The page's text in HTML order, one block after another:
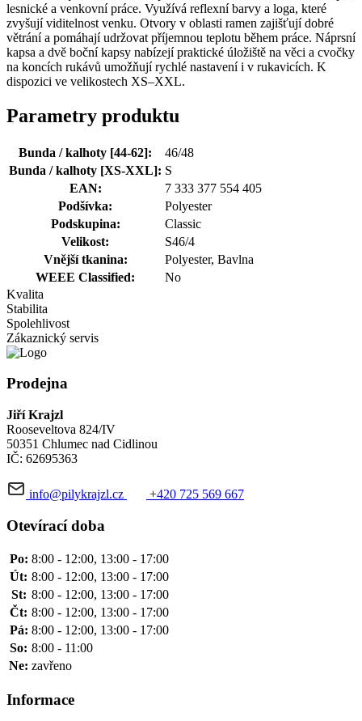
lesnické a venkovní práce. Využívá reflexní barvy a loga, které
zvyšují viditelnost venku. Otvory v oblasti ramen zajišťují dobré
větrání a pomáhají udržovat příjemnou teplotu během práce. Náprsní
kapsa a dvě boční kapsy nabízejí praktické úložiště na věci a cvočky
na koncích rukávů umožňují rychlé nastavení i v rukavicích. K
dispozici ve velikostech XS–XXL.
Parametry produktu
Bunda / kalhoty [44-62]:
46/48
Bunda / kalhoty [XS-XXL]: S
EAN:
7 333 377 554 405
Podšívka:
Polyester
Podskupina:
Classic
Velikost:
S46/4
Vnější tkanina:
Polyester, Bavlna
WEEE Classified:
No
Kvalita
Stabilita
Spolehlivost
Zákaznický servis
Prodejna
Jiří Krajzl
Rooseveltova 824/IV
50351 Chlumec nad Cidlinou
IČ: 62695363
info@pilykrajzl.cz +420 725 569 667
Otevírací doba
Po: 8:00 - 12:00, 13:00 - 17:00
Út: 8:00 - 12:00, 13:00 - 17:00
St: 8:00 - 12:00, 13:00 - 17:00
Čt: 8:00 - 12:00, 13:00 - 17:00
Pá: 8:00 - 12:00, 13:00 - 17:00
So: 8:00 - 11:00
Ne: zavřeno
Informace